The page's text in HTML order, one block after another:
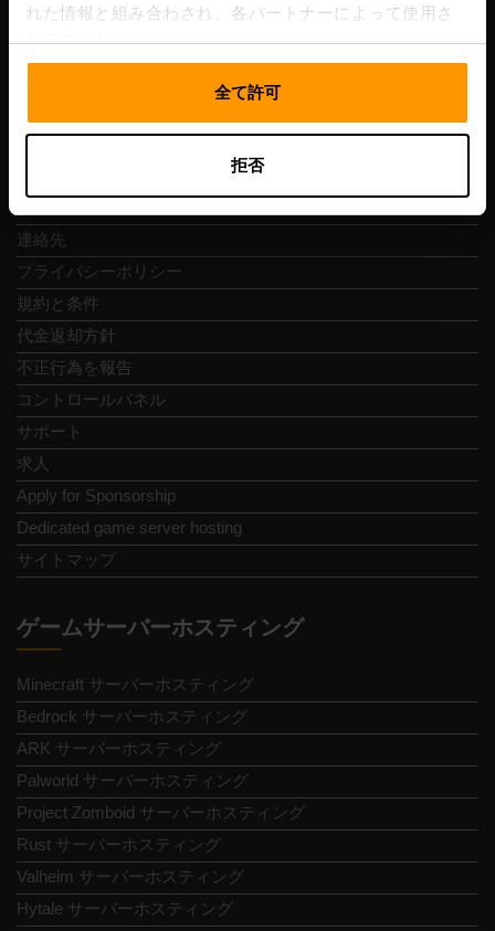
れた情報と組み合わされ、各パートナーによって使用さ
れることがあります。
全て許可
拒否
Vesivärava tn 50-201, 10152
連絡先
プライバシーポリシー
規約と条件
代金返却方針
不正行為を報告
コントロールパネル
サポート
求人
Apply for Sponsorship
Dedicated game server hosting
サイトマップ
ゲームサーバーホスティング
Minecraft サーバーホスティング
Bedrock サーバーホスティング
ARK サーバーホスティング
Palworld サーバーホスティング
Project Zomboid サーバーホスティング
Rust サーバーホスティング
Valheim サーバーホスティング
Hytale サーバーホスティング